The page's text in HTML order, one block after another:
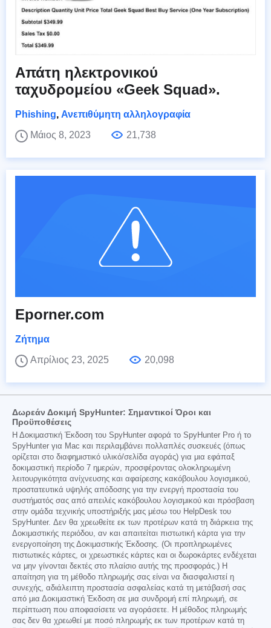
Απάτη ηλεκτρονικού
ταχυδρομείου «Geek Squad».
Phishing, Ανεπιθύμητη αλληλογραφία
Μάιος 8, 2023
21,738
Eporner.com
Ζήτημα
Απρίλιος 23, 2025
20,098
Δωρεάν Δοκιμή SpyHunter: Σημαντικοί Όροι και
Προϋποθέσεις
Η Δοκιμαστική Έκδοση του SpyHunter αφορά το SpyHunter Pro ή το
SpyHunter για Mac και περιλαμβάνει πολλαπλές συσκευές (όπως
ορίζεται στο διαφημιστικό υλικό/σελίδα αγοράς) για μια εφάπαξ
δοκιμαστική περίοδο 7 ημερών, προσφέροντας ολοκληρωμένη
λειτουργικότητα ανίχνευσης και αφαίρεσης κακόβουλου λογισμικού,
προστατευτικά υψηλής απόδοσης για την ενεργή προστασία του
συστήματός σας από απειλές κακόβουλου λογισμικού και πρόσβαση
στην ομάδα τεχνικής υποστήριξής μας μέσω του HelpDesk του
SpyHunter. Δεν θα χρεωθείτε εκ των προτέρων κατά τη διάρκεια της
Δοκιμαστικής περιόδου, αν και απαιτείται πιστωτική κάρτα για την
ενεργοποίηση της Δοκιμαστικής Έκδοσης. (Οι προπληρωμένες
πιστωτικές κάρτες, οι χρεωστικές κάρτες και οι δωροκάρτες ενδέχεται
να μην γίνονται δεκτές στο πλαίσιο αυτής της προσφοράς.) Η
απαίτηση για τη μέθοδο πληρωμής σας είναι να διασφαλιστεί η
συνεχής, αδιάλειπτη προστασία ασφαλείας κατά τη μετάβασή σας
από μια Δοκιμαστική Έκδοση σε μια συνδρομή επί πληρωμή, σε
περίπτωση που αποφασίσετε να αγοράσετε. Η μέθοδος πληρωμής
σας δεν θα χρεωθεί με ποσό πληρωμής εκ των προτέρων κατά τη